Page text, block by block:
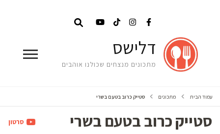
דלישס
מתכונים מנצחים שכולנו אוהבים
עמוד הבית מתכונים סטייק כרוב בטעם בשרי
סטייק כרוב בטעם בשרי סרטון